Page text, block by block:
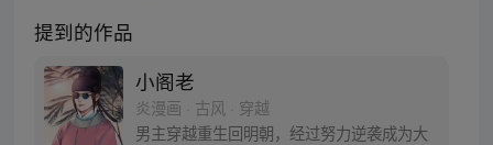
提到的作品
小阁老
炎漫画 · 古风 · 穿越
男主穿越重生回明朝，经过努力逆袭成为大